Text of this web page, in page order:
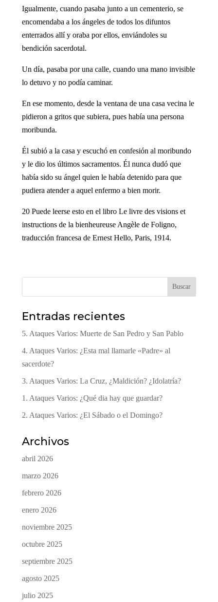
Igualmente, cuando pasaba junto a un cementerio, se
encomendaba a los ángeles de todos los difuntos
enterrados allí y oraba por ellos, enviándoles su
bendición sacerdotal.
Un día, pasaba por una calle, cuando una mano invisible
lo detuvo y no podía caminar.
En ese momento, desde la ventana de una casa vecina le
pidieron a gritos que subiera, pues había una persona
moribunda.
Él subió a la casa y escuchó en confesión al moribundo
y le dio los últimos sacramentos. Él nunca dudó que
había sido su ángel quien le había detenido para que
pudiera atender a aquel enfermo a bien morir.
20 Puede leerse esto en el libro Le livre des visions et
instructions de la bienheureuse Angèle de Foligno,
traducción francesa de Ernest Hello, Paris, 1914.
Buscar
Entradas recientes
5. Ataques Varios: Muerte de San Pedro y San Pablo
4. Ataques Varios: ¿Esta mal llamarle «Padre» al
sacerdote?
3. Ataques Varios: La Cruz, ¿Maldición? ¿Idolatría?
1. Ataques Varios: ¿Qué dia hay que guardar?
2. Ataques Varios: ¿El Sábado o el Domingo?
Archivos
abril 2026
marzo 2026
febrero 2026
enero 2026
noviembre 2025
octubre 2025
septiembre 2025
agosto 2025
julio 2025